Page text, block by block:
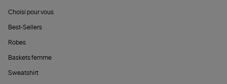
Choisi pour vous
Best-Sellers
Robes
Baskets femme
Sweatshirt